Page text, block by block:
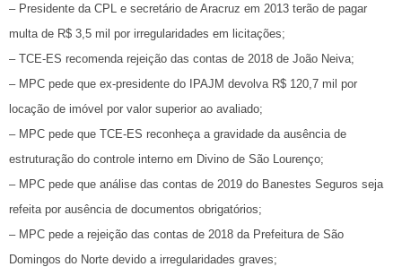
– Presidente da CPL e secretário de Aracruz em 2013 terão de pagar
multa de R$ 3,5 mil por irregularidades em licitações;
– TCE-ES recomenda rejeição das contas de 2018 de João Neiva;
– MPC pede que ex-presidente do IPAJM devolva R$ 120,7 mil por
locação de imóvel por valor superior ao avaliado;
– MPC pede que TCE-ES reconheça a gravidade da ausência de
estruturação do controle interno em Divino de São Lourenço;
– MPC pede que análise das contas de 2019 do Banestes Seguros seja
refeita por ausência de documentos obrigatórios;
– MPC pede a rejeição das contas de 2018 da Prefeitura de São
Domingos do Norte devido a irregularidades graves;